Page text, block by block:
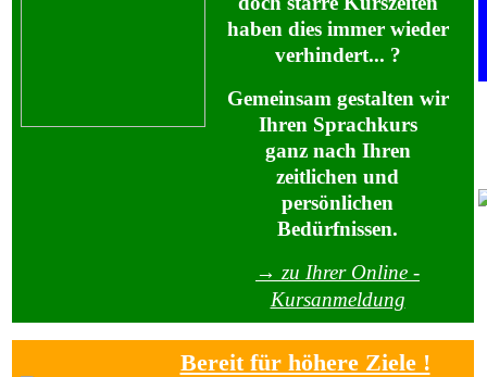
haben dies immer wieder
verhindert... ?
Gemeinsam gestalten wir
Ihren Sprachkurs
ganz nach Ihren
zeitlichen und
persönlichen
Bedürfnissen.
→ zu Ihrer Online -
Kursanmeldung
Bereit für höhere Ziele !